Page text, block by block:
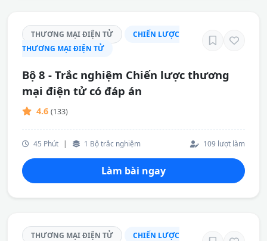
THƯƠNG MẠI ĐIỆN TỬ
CHIẾN LƯỢC
THƯƠNG MẠI ĐIỆN TỬ
Bộ 8 - Trắc nghiệm Chiến lược thương
mại điện tử có đáp án
4.6 (133)
45 Phút | 1 Bộ trắc nghiệm 109 lượt làm
Làm bài ngay
THƯƠNG MẠI ĐIỆN TỬ
CHIẾN LƯỢC